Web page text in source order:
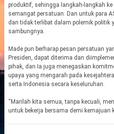
produktif, sehingga langkah-langkah
semangat persatuan. Dan untuk para
dan tidak terlibat dalam polemik politik
sambungnya.
Made pun berharap pesan persatuan
Presiden, dapat diterima dan
pihak, dan Ia juga menegaskan
upaya yang mengarah pada
serta Indonesia secara keseluruhan.
“Marilah kita semua, tanpa kecuali,
untuk bekerja bersama demi kemajuan